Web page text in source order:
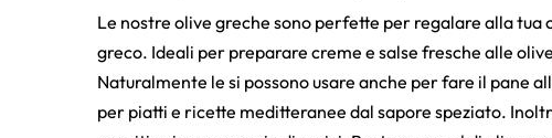
Le nostre olive greche sono perfette per regalare alla tua
greco. Ideali per preparare creme e salse fresche alle
Naturalmente le si possono usare anche per fare il pane
per piatti e ricette meditteranee dal sapore speziato.